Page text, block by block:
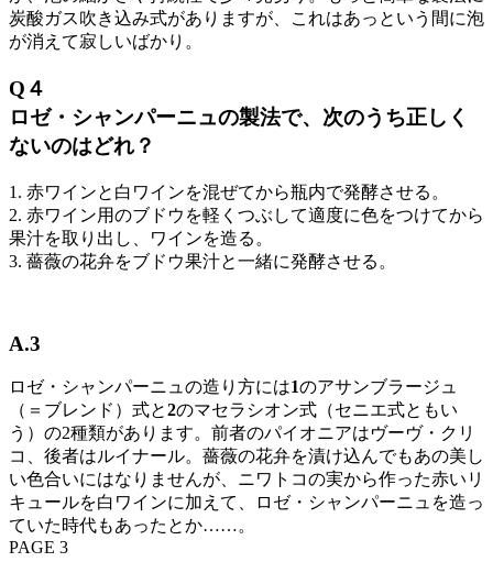
炭酸ガス吹き込み式がありますが、これはあっという間に泡
が消えて寂しいばかり。
Q４
ロゼ・シャンパーニュの製法で、次のうち正しく
ないのはどれ？
1. 赤ワインと白ワインを混ぜてから瓶内で発酵させる。
2. 赤ワイン用のブドウを軽くつぶして適度に色をつけてから
果汁を取り出し、ワインを造る。
3. 薔薇の花弁をブドウ果汁と一緒に発酵させる。
A.3
ロゼ・シャンパーニュの造り方には1のアサンブラージュ
（＝ブレンド）式と2のマセラシオン式（セニエ式ともい
う）の2種類があります。前者のパイオニアはヴーヴ・クリ
コ、後者はルイナール。薔薇の花弁を漬け込んでもあの美し
い色合いにはなりませんが、ニワトコの実から作った赤いリ
キュールを白ワインに加えて、ロゼ・シャンパーニュを造っ
ていた時代もあったとか……。
PAGE 3